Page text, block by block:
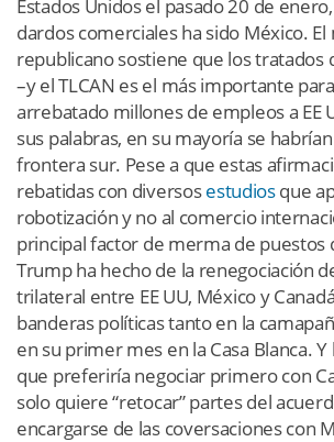
Estados Unidos el pasado 20 de
dardos comerciales ha sido México. El
republicano sostiene que los tratados
–y el TLCAN es el más importante
arrebatado millones de empleos a EE
sus palabras, en su mayoría se
frontera sur. Pese a que estas
rebatidas con diversosestudiosque
robotización y no al comercio
principal factor de merma de puestos
Trump ha hecho de la renegociación
trilateral entre EE UU, México y
banderas políticas tanto en la
en su primer mes en la Casa Blanca.
que preferiría negociar primero con
solo quiere “retocar” partes del
encargarse de las coversaciones con